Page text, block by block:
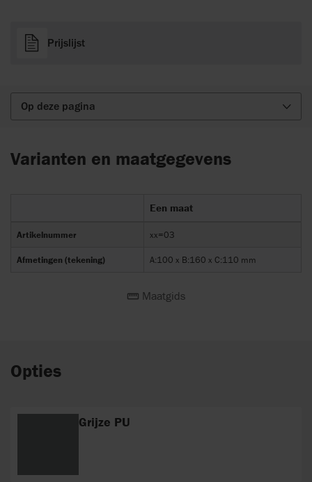
Prijslijst
Op deze pagina
Varianten en maatgegevens
Een maat
Artikelnummer xx=03
Afmetingen (tekening) A:100 x B:160 x C:110 mm
Maatgids
Opties
Grijze PU